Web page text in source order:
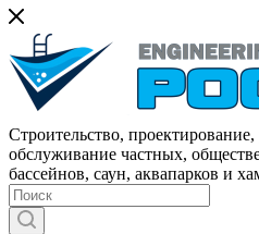
Строительство,
обслуживание частных,
бассейнов, саун, аквапарков и